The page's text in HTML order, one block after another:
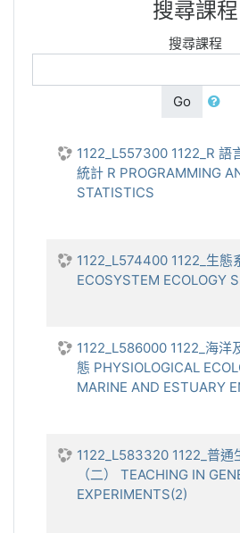
搜尋課程
搜尋課程
Go
1122_L557300 1122_R 語
統計 R PROGRAMMING
STATISTICS
1122_L574400 1122_生態
ECOSYSTEM ECOLOGY
1122_L586000 1122_海洋
態 PHYSIOLOGICAL
MARINE AND ESTUARY
1122_L583320 1122_普通
（二） TEACHING IN
EXPERIMENTS(2)